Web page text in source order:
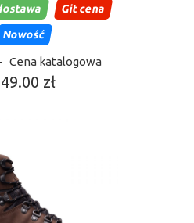
Git cena
Nowość
Cena katalogowa
zł